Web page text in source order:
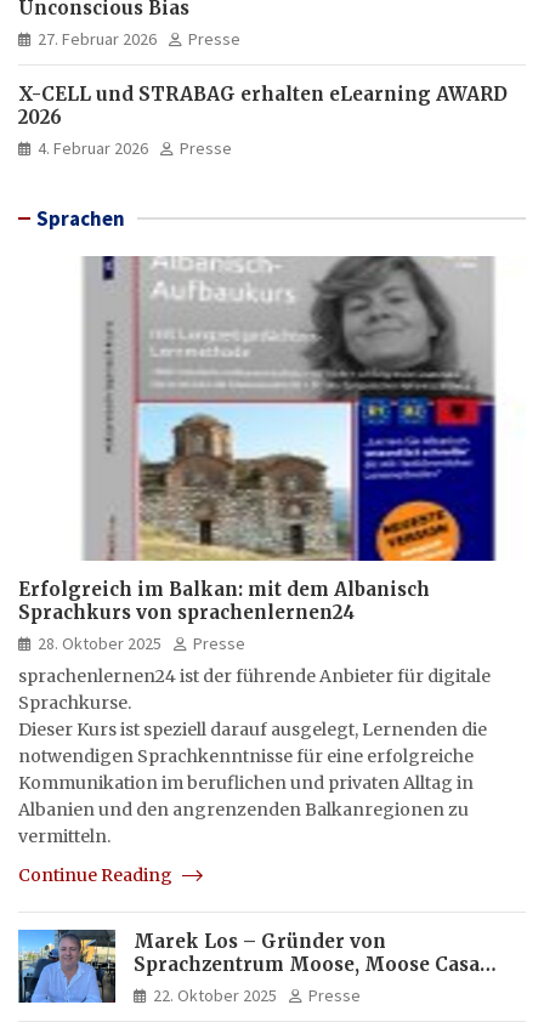
Unconscious Bias
27. Februar 2026 Presse
X-CELL und STRABAG erhalten eLearning AWARD
2026
4. Februar 2026 Presse
Sprachen
Erfolgreich im Balkan: mit dem Albanisch
Sprachkurs von sprachenlernen24
28. Oktober 2025
Presse
sprachenlernen24 ist der führende Anbieter für digitale
Sprachkurse.
Dieser Kurs ist speziell darauf ausgelegt, Lernenden die
notwendigen Sprachkenntnisse für eine erfolgreiche
Kommunikation im beruflichen und privaten Alltag in
Albanien und den angrenzenden Balkanregionen zu
vermitteln.
Continue Reading
Marek Los – Gründer von
Sprachzentrum Moose, Moose Casa
Italia und Apartamento Brasil |
Internationaler Experte für Bildung
22. Oktober 2025 Presse